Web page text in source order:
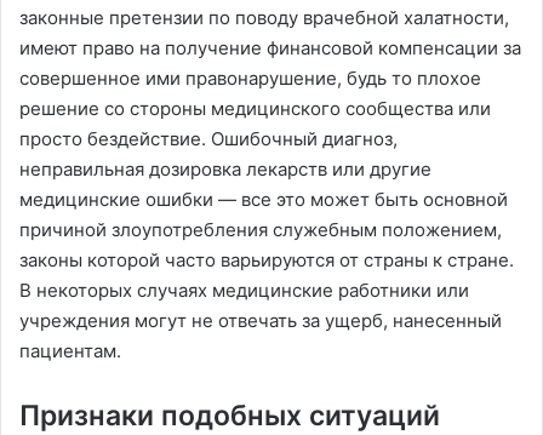
законные претензии по поводу врачебной халатности,
имеют право на получение финансовой компенсации за
совершенное ими правонарушение, будь то плохое
решение со стороны медицинского сообщества или
просто бездействие. Ошибочный диагноз,
неправильная дозировка лекарств или другие
медицинские ошибки — все это может быть основной
причиной злоупотребления служебным положением,
законы которой часто варьируются от страны к стране.
В некоторых случаях медицинские работники или
учреждения могут не отвечать за ущерб, нанесенный
пациентам.
Признаки подобных ситуаций